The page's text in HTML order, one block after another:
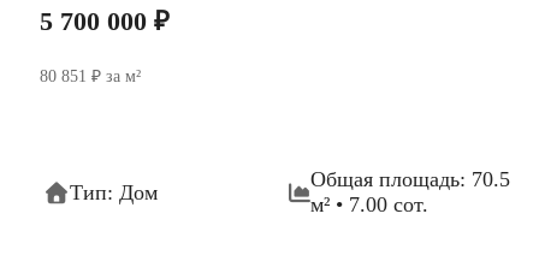
5 700 000 ₽
80 851 ₽ за м²
Тип: Дом
Общая площадь: 70.5
м² • 7.00 сот.